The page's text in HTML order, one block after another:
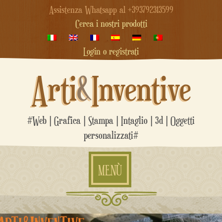
Assistenza Whatsapp al +393792313599
Cerca i nostri prodotti
Login o registrati
Arti&Inventive
#Web | Grafica | Stampa | Intaglio | 3d | Oggetti
personalizzati#
MENÙ
Salta
al